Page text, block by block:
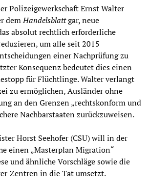
Polizeigewerkschaft Ernst Walter
demHandelsblattgar, neue
absolut rechtlich erforderliche
um alle seit 2015
einer Nachprüfung zu
Konsequenz bedeutet dies einen
für Flüchtlinge. Walter verlangt
zu ermöglichen, Ausländer ohne
an den Grenzen „rechtskonform und
Nachbarstaaten zurückzuweisen.
Horst Seehofer (CSU) will in der
einen „Masterplan Migration“
und ähnliche Vorschläge sowie die
Zentren in die Tat umsetzt.